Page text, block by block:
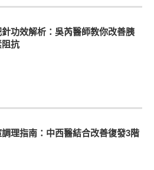
功效解析：吳芮醫師教你改善胰
阻抗
理指南：中西醫結合改善復發3階